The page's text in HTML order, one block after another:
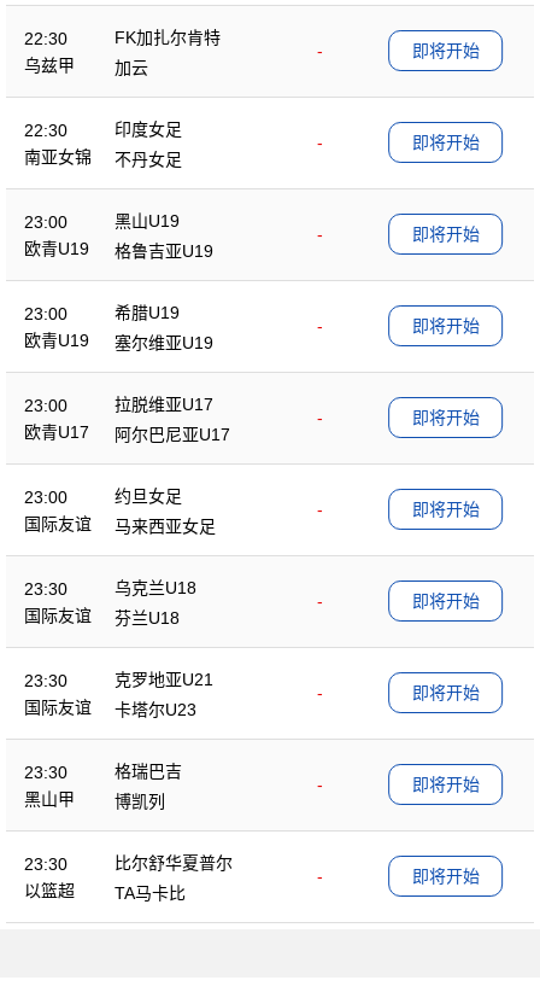
22:30
乌兹甲
FK加扎尔肯特
-
加云
即将开始
22:30
南亚女锦
印度女足
-
不丹女足
即将开始
23:00
欧青U19
黑山U19
-
格鲁吉亚U19
即将开始
23:00
欧青U19
希腊U19
-
塞尔维亚U19
即将开始
23:00
欧青U17
拉脱维亚U17
-
阿尔巴尼亚U17
即将开始
23:00
国际友谊
约旦女足
-
马来西亚女足
即将开始
23:30
国际友谊
乌克兰U18
-
芬兰U18
即将开始
23:30
国际友谊
克罗地亚U21
-
卡塔尔U23
即将开始
23:30
黑山甲
格瑞巴吉
-
博凯列
即将开始
23:30
以篮超
比尔舒华夏普尔
-
TA马卡比
即将开始